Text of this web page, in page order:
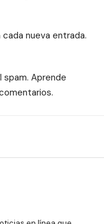
nueva entrada.
spam. Aprende